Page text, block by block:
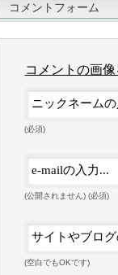
コメントフォーム
コメントの画
(必須)
(公開されません) (必須)
(空白でもOKです)